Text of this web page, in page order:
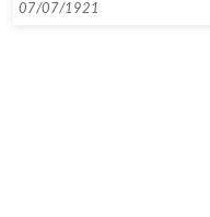
07/07/1921